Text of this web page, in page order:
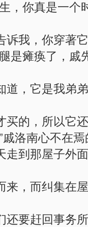
你真是一个
诉我，你穿著
瘫痪了，戚
道，它是我弟
买的，所以它
洛南心不在焉
到那屋子外面
来，而纠集在
还要赶回事务